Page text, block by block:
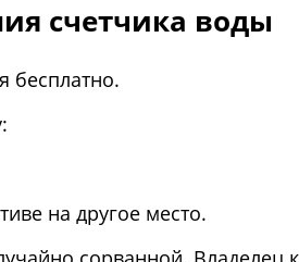
счетчика воды
бесплатно.
на другое место.